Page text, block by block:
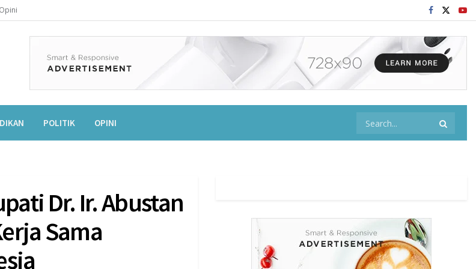
Opini
POLITIK OPINI
Dr. Ir. Abustan
Sama